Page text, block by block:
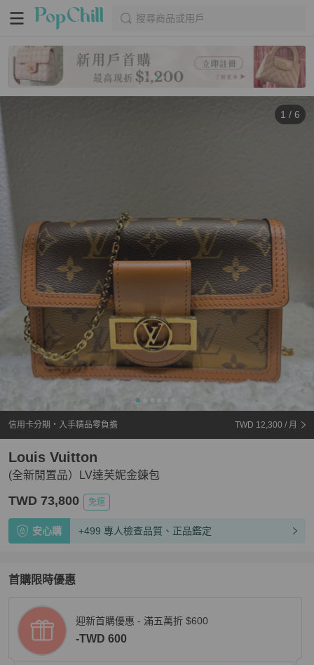
搜尋商品或用戶
1 / 6
信用卡分期・入手精品零負擔 TWD 12,300 / 月
(全新閒置品）LV達芙妮金鍊包
Louis Vuitton
TWD 73,800 免運
安心購 +499 專人檢查品質、正品鑑定
首購限時優惠
迎新首購優惠 - 滿五萬折 $600
-TWD 600